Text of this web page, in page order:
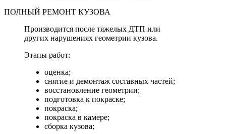
ПОЛНЫЙ РЕМОНТ КУЗОВА
Производится после тяжелых ДТП или
других нарушениях геометрии кузова.
Этапы работ:
оценка;
снятие и демонтаж составных частей;
восстановление геометрии;
подготовка к покраске;
покраска;
покраска в камере;
сборка кузова;